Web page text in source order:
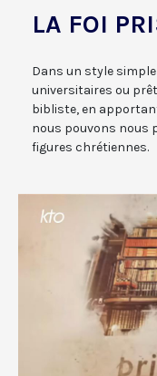
LA FOI
Dans un style
universitaires ou
bibliste, en
nous pouvons nous
figures chrétiennes.